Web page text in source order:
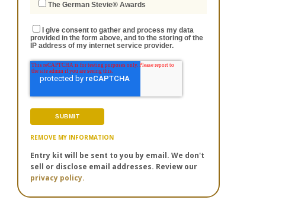
The German Stevie® Awards
I give consent to gather and process my data
provided in the form above, and to the storing of the
IP address of my internet service provider.
REMOVE MY INFORMATION
Entry kit will be sent to you by email. We don't
sell or disclose email addresses. Review our
privacy policy.